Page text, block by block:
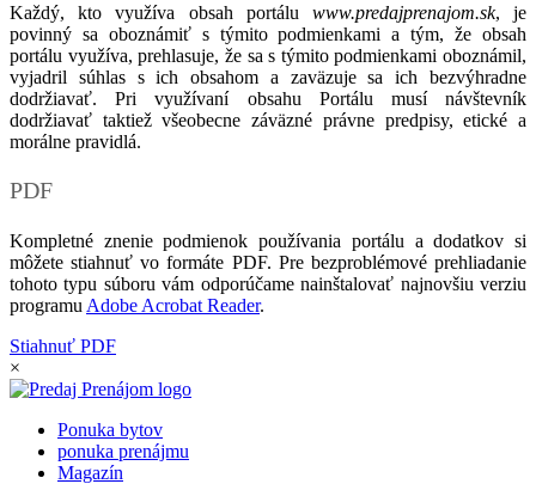
Každý, kto využíva obsah portálu www.predajprenajom.sk, je
povinný sa oboznámiť s týmito podmienkami a tým, že obsah
portálu využíva, prehlasuje, že sa s týmito podmienkami oboznámil,
vyjadril súhlas s ich obsahom a zaväzuje sa ich bezvýhradne
dodržiavať. Pri využívaní obsahu Portálu musí návštevník
dodržiavať taktiež všeobecne záväzné právne predpisy, etické a
morálne pravidlá.
PDF
Kompletné znenie podmienok používania portálu a dodatkov si
môžete stiahnuť vo formáte PDF. Pre bezproblémové prehliadanie
tohoto typu súboru vám odporúčame nainštalovať najnovšiu verziu
programu Adobe Acrobat Reader.
Stiahnuť PDF
×
Ponuka bytov
ponuka prenájmu
Magazín